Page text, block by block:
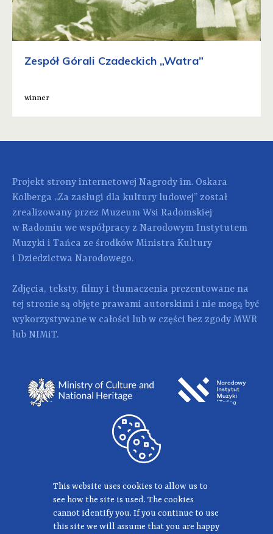
Zespół Górali Czadeckich „Watra”
winner
Projekt strony internetowej Nagrody im. Oskara
Kolberga „Za zasługi dla kultury ludowej” został
zrealizowany przez Muzeum Wsi Radomskiej
w Radomiu we współpracy z Narodowym Instytutem
Muzyki i Tańca ze środków Ministra Kultury
i Dziedzictwa Narodowego.
Zdjęcia, teksty, filmy i tłumaczenia prezentowane na
tej stronie są objęte prawami autorskimi i nie mogą być
wykorzystywane w całości lub w części bez zgody MWR
lub NIMiT.
This website uses cookies to allow us to
see how the site is used. The cookies
cannot identify you. If you continue to use
this site we will assume that you are happy